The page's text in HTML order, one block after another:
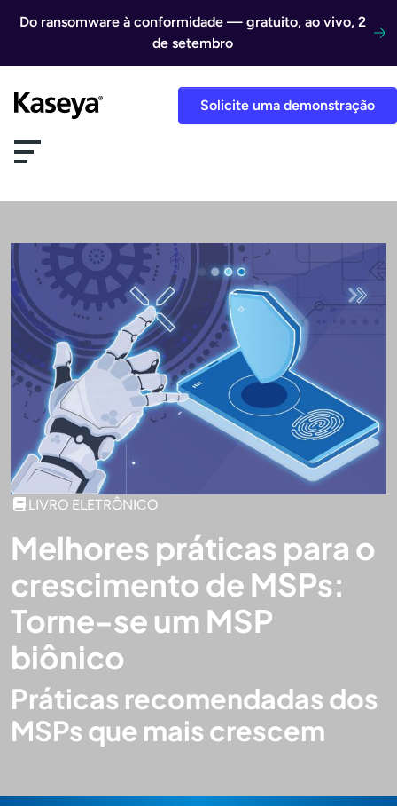
Do ransomware à conformidade — gratuito, ao vivo, 2
de setembro
Solicite uma demonstração
LIVRO ELETRÔNICO
Melhores práticas para o
crescimento de MSPs:
Torne-se um MSP
biônico
Práticas recomendadas dos
MSPs que mais crescem